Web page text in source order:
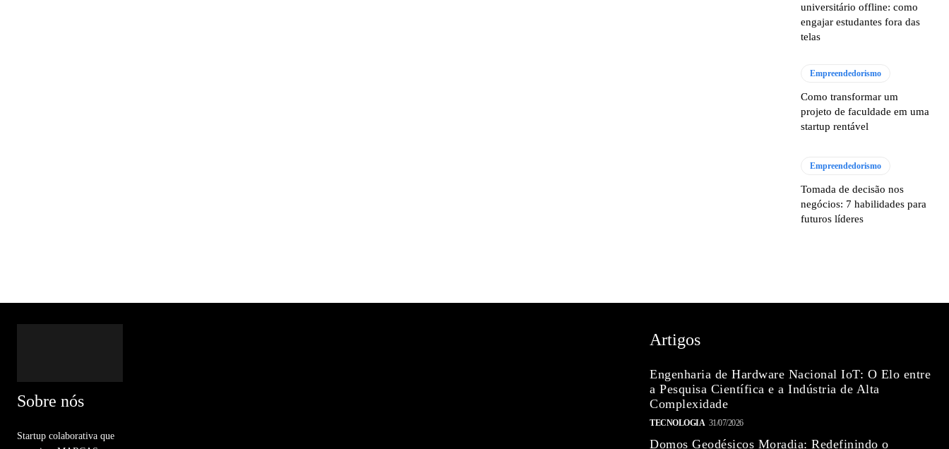
universitário offline: como
engajar estudantes fora das
telas
Empreendedorismo
Como transformar um
projeto de faculdade em uma
startup rentável
Empreendedorismo
Tomada de decisão nos
negócios: 7 habilidades para
futuros líderes
Sobre nós
Startup colaborativa que
Artigos
Engenharia de Hardware Nacional IoT: O Elo entre
a Pesquisa Científica e a Indústria de Alta
Complexidade
TECNOLOGIA 31/07/2026
Domos Geodésicos Moradia: Redefinindo o